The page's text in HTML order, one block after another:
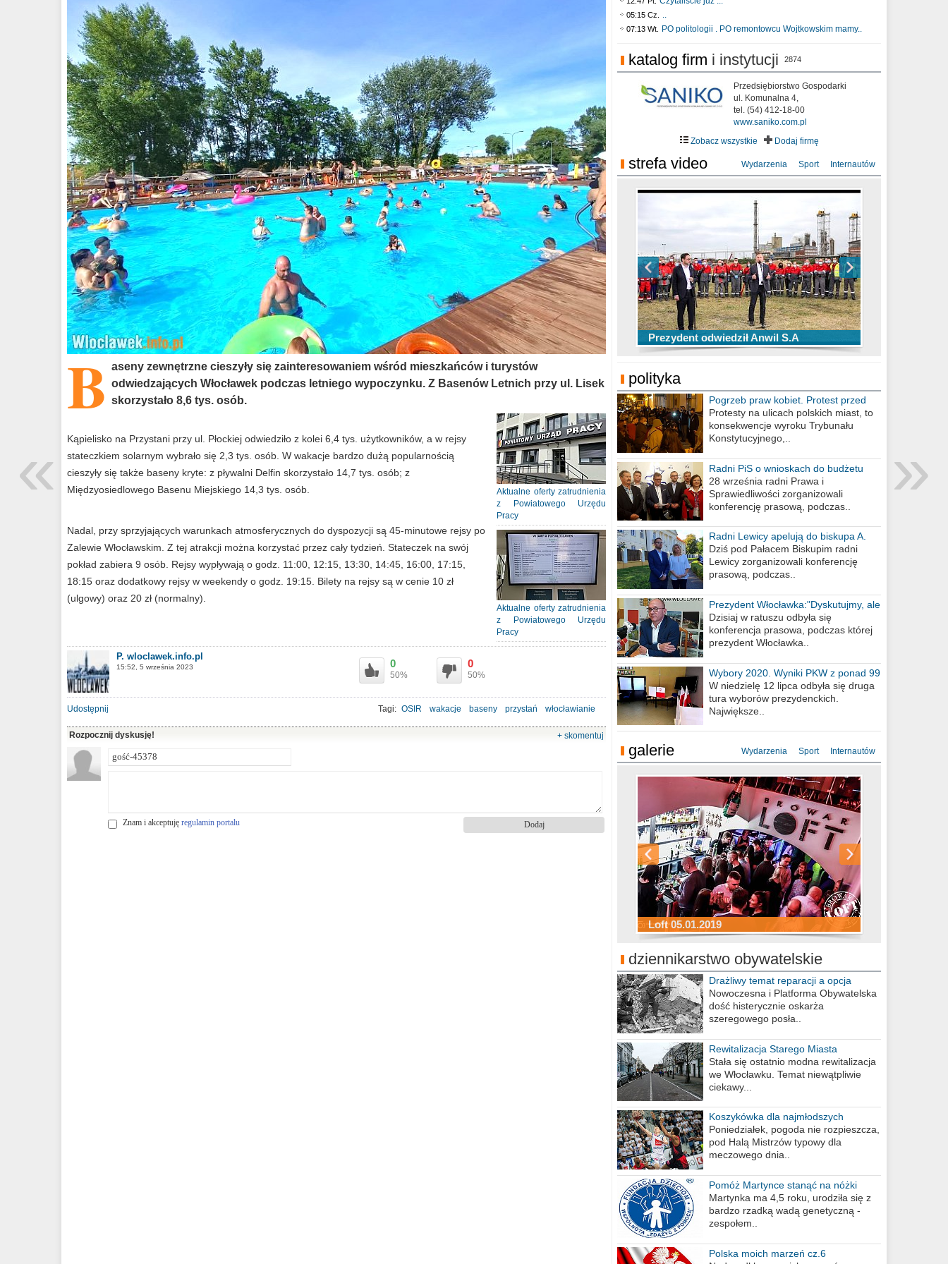
B aseny zewnętrzne cieszyły się zainteresowaniem wśród mieszkańców i turystów
odwiedzających Włocławek podczas letniego wypoczynku. Z Basenów Letnich przy ul. Lisek
skorzystało 8,6 tys. osób.
Aktualne oferty zatrudnienia
z Powiatowego Urzędu
Pracy
Aktualne oferty zatrudnienia
z Powiatowego Urzędu
Pracy
Kąpielisko na Przystani przy ul. Płockiej odwiedziło z kolei 6,4 tys. użytkowników, a w rejsy
stateczkiem solarnym wybrało się 2,3 tys. osób. W wakacje bardzo dużą popularnością
cieszyły się także baseny kryte: z pływalni Delfin skorzystało 14,7 tys. osób; z
Międzyosiedlowego Basenu Miejskiego 14,3 tys. osób.
Nadal, przy sprzyjających warunkach atmosferycznych do dyspozycji są 45-minutowe rejsy po
Zalewie Włocławskim. Z tej atrakcji można korzystać przez cały tydzień. Stateczek na swój
pokład zabiera 9 osób. Rejsy wypływają o godz. 11:00, 12:15, 13:30, 14:45, 16:00, 17:15,
18:15 oraz dodatkowy rejsy w weekendy o godz. 19:15. Bilety na rejsy są w cenie 10 zł
(ulgowy) oraz 20 zł (normalny).
P. wloclawek.info.pl
15:52, 5 września 2023 0
50%
0
50%
Udostępnij Tagi: OSIR wakacje baseny przystań włocławianie
Rozpocznij dyskusję! + skomentuj
Znam i akceptuję regulamin portalu
05:15 Cz. ..
07:13 Wt. PO politologii . PO remontowcu Wojtkowskim mamy..
katalog firm i instytucji 2874
Przedsiębiorstwo Gospodarki
ul. Komunalna 4,
tel. (54) 412-18-00
www.saniko.com.pl
Zobacz wszystkie
Dodaj firmę
strefa video Wydarzenia Sport Internautów
Prezydent odwiedził Anwil S.A
TOP 10 przechwytów Anwilu Włocławek
w EBL w sezonie 2019/2020
TOP 5 rzutów Anwilu Włocławek w BCL
w sezonie 2019/2020
Ni To Ponk - W oczach mamy strach
sixf33t .Last Year DRONE FOOTAGE
Włocławek
XXIII Sesja Rady Miasta Włocławek VIII
kadencji w dniu 09.06.2020 r.
polityka
Pogrzeb praw kobiet. Protest przed
biurem poselskim PiS
Protesty na ulicach polskich miast, to
konsekwencje wyroku Trybunału
Konstytucyjnego,..
Radni PiS o wnioskach do budżetu
miasta na 2021 rok
28 września radni Prawa i
Sprawiedliwości zorganizowali
konferencję prasową, podczas..
Radni Lewicy apelują do biskupa A.
Wiesława Meringa
Dziś pod Pałacem Biskupim radni
Lewicy zorganizowali konferencję
prasową, podczas..
Prezydent Włocławka:"Dyskutujmy, ale
nie obrażajmy się”
Dzisiaj w ratuszu odbyła się
konferencja prasowa, podczas której
prezydent Włocławka..
Wybory 2020. Wyniki PKW z ponad 99
procent obwodów
W niedzielę 12 lipca odbyła się druga
tura wyborów prezydenckich.
Największe..
galerie Wydarzenia Sport Internautów
Loft 05.01.2019
Sylwester Podgrodzie 31.12.2018
Sylwester Pensjonat Michelin 31.12.2018
Sylwester Hotel Młyn 31.12.2018
Sylwester Miejski 31.12.2018
Sylwester Loft 31.12.2018
dziennikarstwo obywatelskie
Drażliwy temat reparacji a opcja
berlińska
Nowoczesna i Platforma Obywatelska
dość histerycznie oskarża
szeregowego posła..
Rewitalizacja Starego Miasta
Stała się ostatnio modna rewitalizacja
we Włocławku. Temat niewątpliwie
ciekawy...
Koszykówka dla najmłodszych
Poniedziałek, pogoda nie rozpieszcza,
pod Halą Mistrzów typowy dla
meczowego dnia..
Pomóż Martynce stanąć na nóżki
Martynka ma 4,5 roku, urodziła się z
bardzo rzadką wadą genetyczną -
zespołem..
Polska moich marzeń cz.6
»
«